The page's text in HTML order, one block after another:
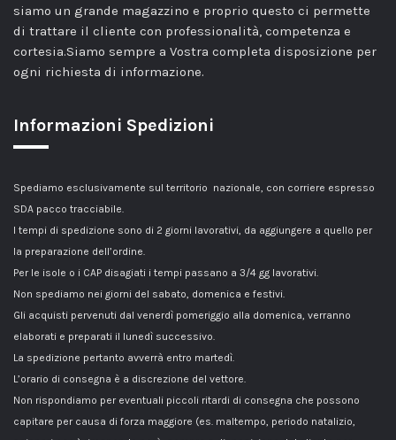
siamo un grande magazzino e proprio questo ci permette
di trattare il cliente con professionalità, competenza e
cortesia.Siamo sempre a Vostra completa disposizione per
ogni richiesta di informazione.
Informazioni Spedizioni
Spediamo esclusivamente sul territorio nazionale, con corriere espresso
SDA pacco tracciabile.
I tempi di spedizione sono di 2 giorni lavorativi, da aggiungere a quello per
la preparazione dell’ordine.
Per le isole o i CAP disagiati i tempi passano a 3/4 gg lavorativi.
Non spediamo nei giorni del sabato, domenica e festivi.
Gli acquisti pervenuti dal venerdì pomeriggio alla domenica, verranno
elaborati e preparati il lunedì successivo.
La spedizione pertanto avverrà entro martedì.
L’orario di consegna è a discrezione del vettore.
Non rispondiamo per eventuali piccoli ritardi di consegna che possono
capitare per causa di forza maggiore (es. maltempo, periodo natalizio,